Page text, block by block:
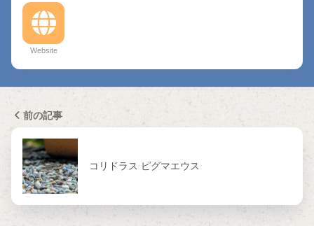
Website
前の記事
コリドラス ピグマエウス